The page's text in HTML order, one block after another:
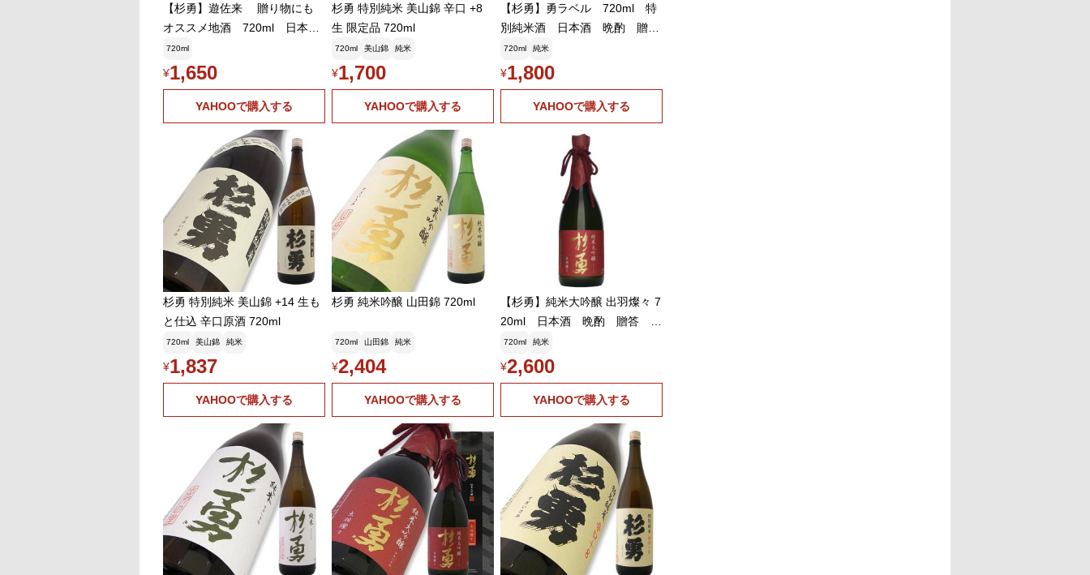
【杉勇】遊佐来 贈り物にも
オススメ地酒 720ml 日本
酒 晩酌 贈答 ギフト
720ml
¥1,650
YAHOOで購入する
杉勇 特別純米 美山錦 辛口 +8
生 限定品 720ml
720ml 美山錦 純米
¥1,700
YAHOOで購入する
【杉勇】勇ラベル 720ml 特
別純米酒 日本酒 晩酌 贈
答 ギフト デザインラベル
おしゃれ
720ml 純米
¥1,800
YAHOOで購入する
杉勇 特別純米 美山錦 +14 生も
と仕込 辛口原酒 720ml
720ml 美山錦 純米
¥1,837
YAHOOで購入する
杉勇 純米吟醸 山田錦 720ml
720ml 山田錦 純米
¥2,404
YAHOOで購入する
【杉勇】純米大吟醸 出羽燦々 7
20ml 日本酒 晩酌 贈答 ギ
フト
720ml 純米
¥2,600
YAHOOで購入する